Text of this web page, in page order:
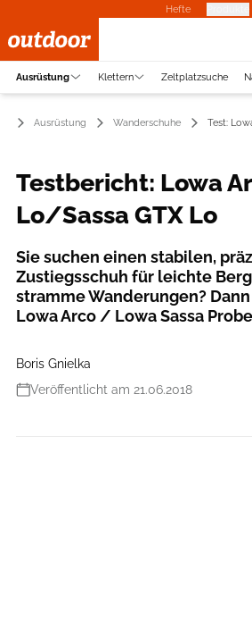
Hefte
Ausrüstung Klettern Zeltplatzsuche
Ausrüstung Wanderschuhe Test:
Testbericht: Lowa
Lo/Sassa GTX Lo
Sie suchen einen stabilen,
Zustiegsschuh für leichte
stramme Wanderungen?
Lowa Arco / Lowa Sassa
Boris Gnielka
Veröffentlicht am 21.06.2018